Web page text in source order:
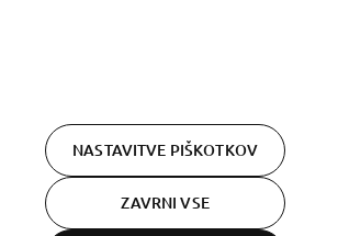
NASTAVITVE PIŠKOTKOV
ZAVRNI VSE